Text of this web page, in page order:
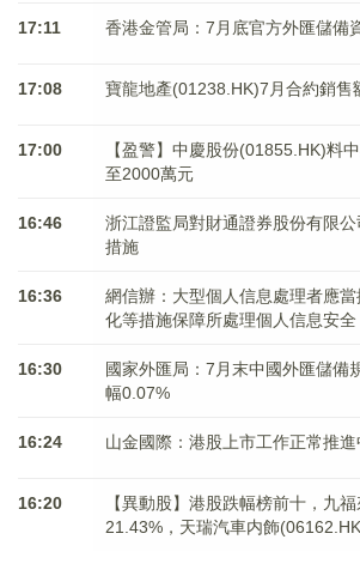
17:11 香港金管局：7月底官方外匯儲備
17:08 寶龍地產(01238.HK)7月合約銷售
17:00
【盈警】中慶股份(01855.HK)料
至2000萬元
16:46
浙江證監局對財通證券股份有限
措施
16:36
網信辦：大型個人信息處理者應
化等措施保障所處理個人信息安全
16:30
國家外匯局：7月末中國外匯儲備
幅0.07%
16:24 山金國際：港股上市工作正常推進
16:20
【異動股】港股跌幅榜前十，九
21.43%，天瑞汽車内飾